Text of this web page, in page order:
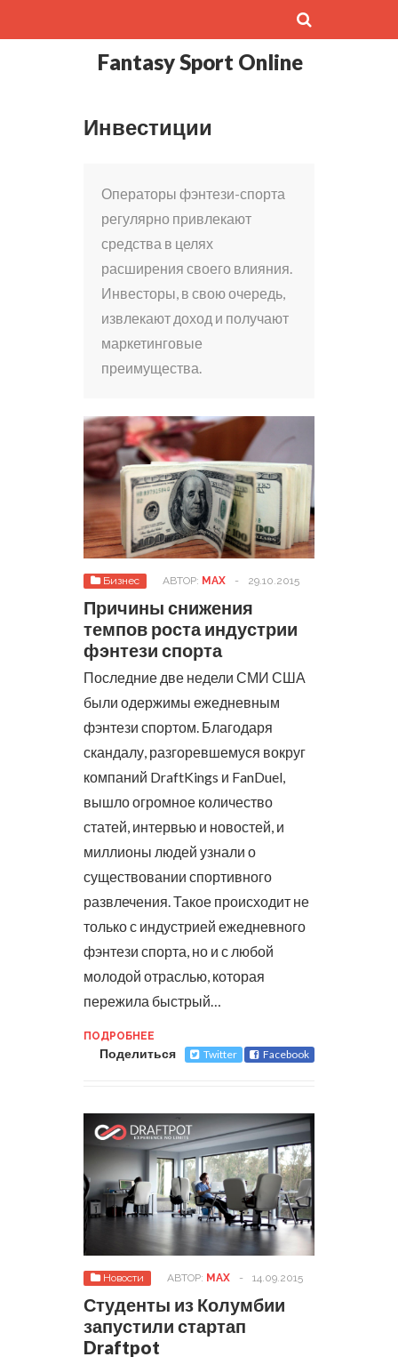
Fantasy Sport Online
Инвестиции
Операторы фэнтези-спорта
регулярно привлекают
средства в целях
расширения своего влияния.
Инвесторы, в свою очередь,
извлекают доход и получают
маркетинговые
преимущества.
Бизнес АВТОР: MAX - 29.10.2015
Причины снижения
темпов роста индустрии
фэнтези спорта
Последние две недели СМИ США
были одержимы ежедневным
фэнтези спортом. Благодаря
скандалу, разгоревшемуся вокруг
компаний DraftKings и FanDuel,
вышло огромное количество
статей, интервью и новостей, и
миллионы людей узнали о
существовании спортивного
развлечения.Такое происходит не
только с индустрией ежедневного
фэнтези спорта, но и с любой
молодой отраслью, которая
пережила быстрый…
ПОДРОБНЕЕ
Поделиться Twitter Facebook
Новости АВТОР: MAX - 14.09.2015
Студенты из Колумбии
запустили стартап
Draftpot